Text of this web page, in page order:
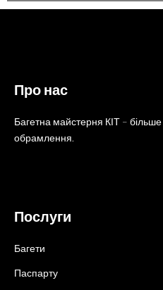
Про нас
Багетна майстерня КІТ – більше
обрамлення.
Послуги
Багети
Паспарту